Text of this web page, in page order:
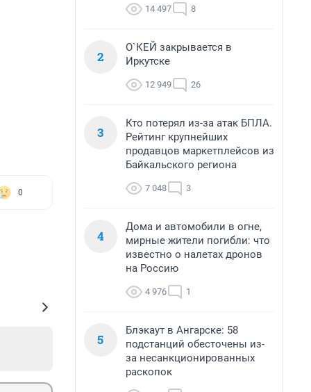
0
14 497 8
2
О`КЕЙ закрывается в
Иркутске
12 949 26
3
Кто потерял из-за атак БПЛА.
Рейтинг крупнейших
продавцов маркетплейсов из
Байкальского региона
7 048 3
4
Дома и автомобили в огне,
мирные жители погибли: что
известно о налетах дронов
на Россию
4 976 1
5
Блэкаут в Ангарске: 58
подстанций обесточены из-
за несанкционированных
раскопок